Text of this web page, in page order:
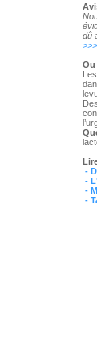
dû
Ou
-
-
-
-